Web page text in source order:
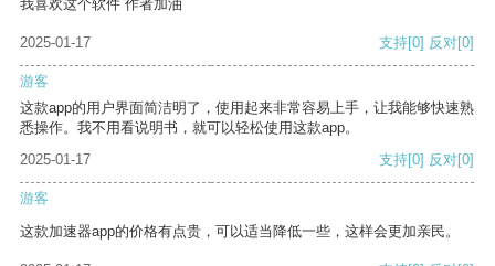
我喜欢这个软件 作者加油
2025-01-17 支持[0] 反对[0]
游客
这款app的用户界面简洁明了，使用起来非常容易上手，让我能够快速熟
悉操作。我不用看说明书，就可以轻松使用这款app。
2025-01-17
支持[0] 反对[0]
游客
这款加速器app的价格有点贵，可以适当降低一些，这样会更加亲民。